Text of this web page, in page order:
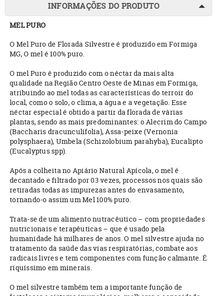
INFORMAÇÕES DO PRODUTO
MEL PURO
O Mel Puro de Florada Silvestre é produzido em Formiga
MG, O mel é 100% puro.
O mel Puro é produzido com o néctar da mais alta
qualidade na Região Centro Oeste de Minas em Formiga,
atribuindo ao mel todas as características do terroir do
local, como o solo, o clima, a água e a vegetação. Esse
néctar especial é obtido a partir da florada de várias
plantas, sendo as mais predominantes: o Alecrim do Campo
(Baccharis dracunculifolia), Assa-peixe (Vernonia
polysphaera), Umbela (Schizolobium parahyba), Eucalipto
(Eucalyptus spp).
Após a colheita no Apiário Natural Apícola, o mel é
decantado e filtrado por 03 vezes, processos nos quais são
retiradas todas as impurezas antes do envasamento,
tornando-o assim um Mel 100% puro.
Trata-se de um alimento nutracêutico – com propriedades
nutricionais e terapêuticas – que é usado pela
humanidade há milhares de anos. O mel silvestre ajuda no
tratamento da saúde das vias respiratórias, combate aos
radicais livres e tem componentes com função calmante. É
riquíssimo em minerais.
O mel silvestre também tem a importante função de